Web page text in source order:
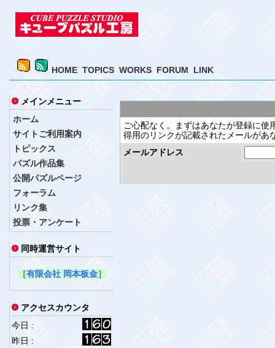
HOME TOPICS WORKS FORUM LINK
メインメニュー
ホーム
サイトご利用案内
トピックス
パズル作品集
公開パズルページ
フォーラム
リンク集
投票・アンケート
同時運営サイト
［有限会社 岡本板金］
アクセスカウンタ
今日 :
昨日 :
ご心配なく。まずはあなたが登録に
得用のリンクが記載されたメールがあ
メールアドレス